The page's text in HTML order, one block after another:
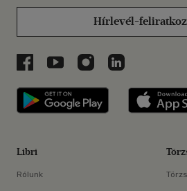
Hírlevél-
Libri a Facebookon
Libri a Youtube-on
Libri azLibri a
Libri
Libri
Rólunk